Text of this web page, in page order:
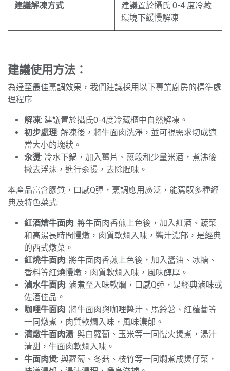
建議解凍方式
建議置於攝氏 0-4 度冷藏
環境下緩慢解凍
建議使用方法：
為達至最佳烹調效果，我們建議採用以下專業廚房的標準處
理程序:
解凍: 建議置於攝氏0-4度冷藏櫃中自然解凍。
初步處理: 解凍後，將牛面肉洗淨，並可視需求切成適
當大小的塊狀。
汆燙: 冷水下鍋，加入薑片、蔥段和少量米酒，煮沸後
撇去浮沫，進行汆燙，去除腥味。
本產品富含膠質，口感Q彈，烹調應用廣泛，能駕馭多種經
典及特色菜式:
紅酒燴牛面肉: 將牛面肉香煎上色後，加入紅酒、蔬菜
和高湯長時間慢燉，肉質軟爛入味，醬汁濃郁，是經典
的西式燉菜。
紅燒牛面肉: 將牛面肉香煎上色後，加入醬油、冰糖、
香料等紅燒慢燉，肉質軟爛入味，風味醇厚。
滷水牛面肉: 滷煮至入味軟爛，口感Q彈，是經典滷味或
佐酒佳品。
咖哩牛面肉: 將牛面肉與咖哩醬汁、馬鈴薯、紅蘿蔔等
一同燉煮，肉質軟爛入味，風味濃郁。
清燉牛面肉湯: 與白蘿蔔、玉米等一同慢火煲煮，湯汁
清甜，牛面肉軟爛入味。
牛面肉煲: 與蘿蔔、冬菇、枝竹等一同燜煮成煲仔菜，